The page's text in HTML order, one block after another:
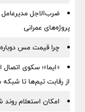
ضرب‌الاجل مدیرعامل
پروژه‌های عمرانی
چرا قیمت مس دوباره وارد
«ایما»؛ سکوی
از رقابت تیم‌ها تا
امکان استعلام